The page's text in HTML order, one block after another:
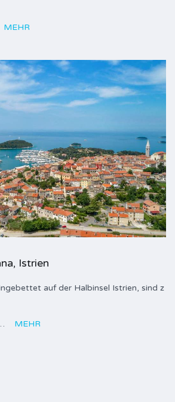
MEHR
Istrien
auf der Halbinsel Istrien, sind z
MEHR